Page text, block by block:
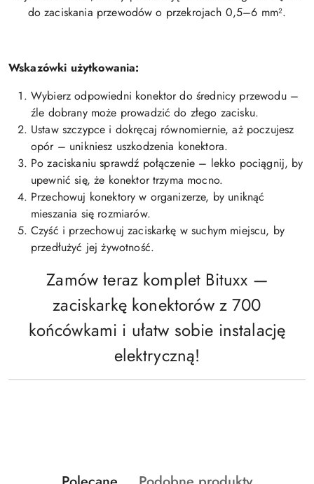
do zaciskania przewodów o przekrojach 0,5–6 mm².
Wskazówki użytkowania:
Wybierz odpowiedni konektor do średnicy przewodu –
źle dobrany może prowadzić do złego zacisku.
Ustaw szczypce i dokręcaj równomiernie, aż poczujesz
opór – unikniesz uszkodzenia konektora.
Po zaciskaniu sprawdź połączenie – lekko pociągnij, by
upewnić się, że konektor trzyma mocno.
Przechowuj konektory w organizerze, by uniknąć
mieszania się rozmiarów.
Czyść i przechowuj zaciskarkę w suchym miejscu, by
przedłużyć jej żywotność.
Zamów teraz komplet Bituxx —
zaciskarkę konektorów z 700
końcówkami i ułatw sobie instalację
elektryczną!